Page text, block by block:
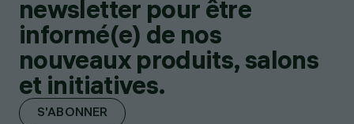
newsletter pour être
informé(e) de nos
nouveaux produits, salons
et initiatives.
S'ABONNER